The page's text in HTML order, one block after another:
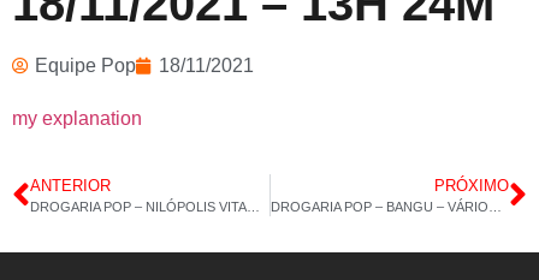
Equipe Pop 18/11/2021
my explanation
ANTERIOR PRÓXIMO